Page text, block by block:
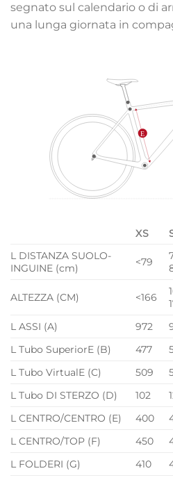
segnato sul calendario o di
una lunga giornata in
XS
L DISTANZA SUOLO-
INGUINE (cm)
<79
ALTEZZA (CM) <166
L ASSI (A) 972
L Tubo SuperiorE (B)
477
L Tubo VirtualE (C)
509
L Tubo DI STERZO (D)
102
L CENTRO/CENTRO (E)
400
L CENTRO/TOP (F)
450
L FOLDERI (G)
410